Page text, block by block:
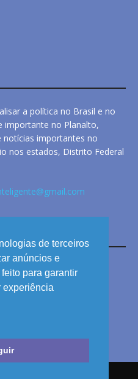
de terceiros
anúncios e
para garantir
experiência
a política no Brasil e no
importante no Planalto,
notícias importantes no
nos estados, Distrito Federal